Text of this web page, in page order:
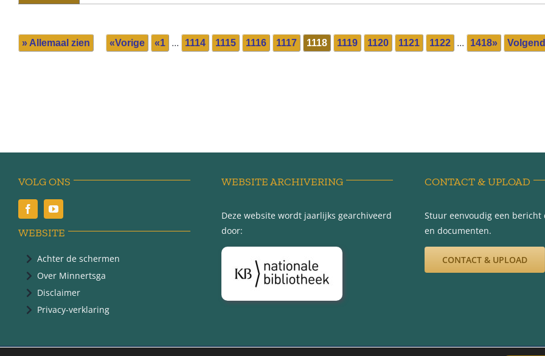
» Allemaal zien «Vorige «1 ... 1114 1115 1116 1117 1118 1119 1120 1121 1122 ... 1418»
VOLG ONS
WEBSITE
Achter de schermen
Over Minnertsga
Disclaimer
Privacy-verklaring
WEBSITE ARCHIVERING
Deze website wordt jaarlijks gearchiveerd
door:
CONTACT & UPLOAD
Stuur eenvoudig een bericht
en documenten.
CONTACT & UPLOAD